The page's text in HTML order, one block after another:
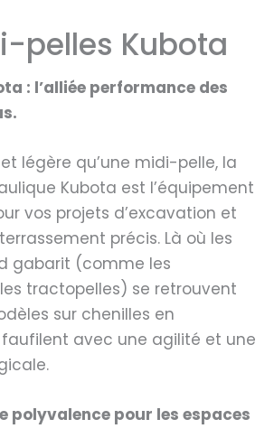
pelles Kubota
: l’alliée performance des
légère qu’une midi-pelle, la
Kubota est l’équipement
vos projets d’excavation et
précis. Là où les
gabarit (comme les
tractopelles) se retrouvent
sur chenilles en
avec une agilité et une
polyvalence pour les espaces